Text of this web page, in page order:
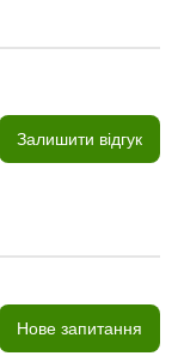
Залишити відгук
Нове запитання